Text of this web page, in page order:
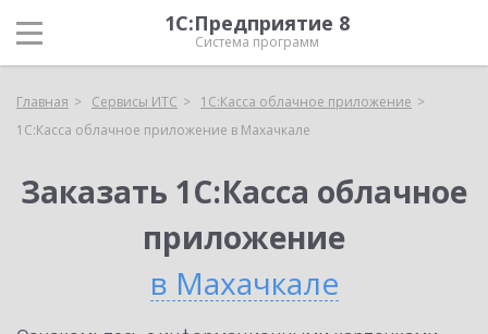
1С:Предприятие 8
Система программ
Главная Сервисы ИТС
1С:Касса облачное приложение
1С:Касса облачное приложение в Махачкале
Заказать 1С:Касса облачное
приложение
в Махачкале